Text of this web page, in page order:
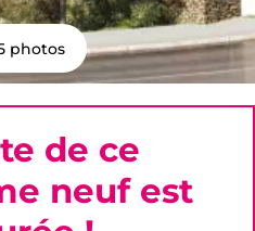
photos
de ce
neuf est